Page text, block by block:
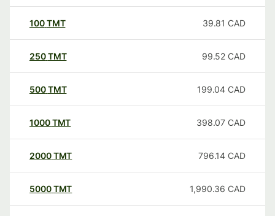
100TMT 39.81 CAD
250TMT 99.52 CAD
500TMT 199.04 CAD
1000TMT 398.07 CAD
2000TMT 796.14 CAD
5000TMT 1,990.36 CAD